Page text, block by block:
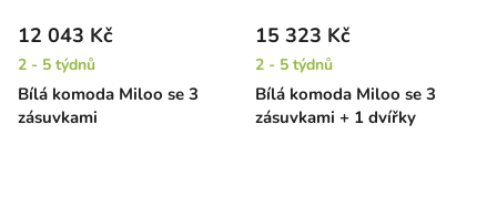
Bílá komoda Miloo se 3
zásuvkami
12 043 Kč
2 - 5 týdnů
Bílá komoda Miloo se 3
zásuvkami + 1 dvířky
15 323 Kč
2 - 5 týdnů